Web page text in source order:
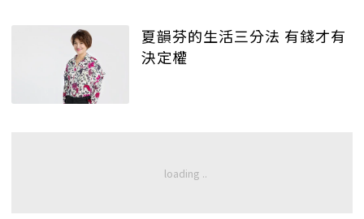
夏韻芬的生活三分法 有錢才有
決定權